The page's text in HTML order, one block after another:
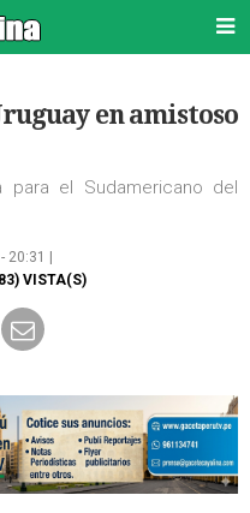
en amistoso
para el Sudamericano del
|
VISTA(S)